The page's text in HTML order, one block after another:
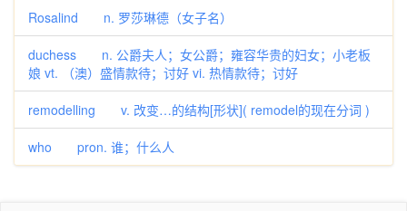
Rosalind n. 罗莎琳德（女子名）
duchess n. 公爵夫人；女公爵；雍容华贵的妇女；小老板
娘 vt. （澳）盛情款待；讨好 vi. 热情款待；讨好
remodelling v. 改变…的结构[形状]( remodel的现在分词 )
who pron. 谁；什么人